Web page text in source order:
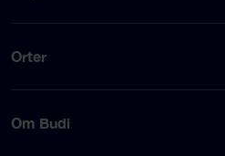
Orter
Om Budi